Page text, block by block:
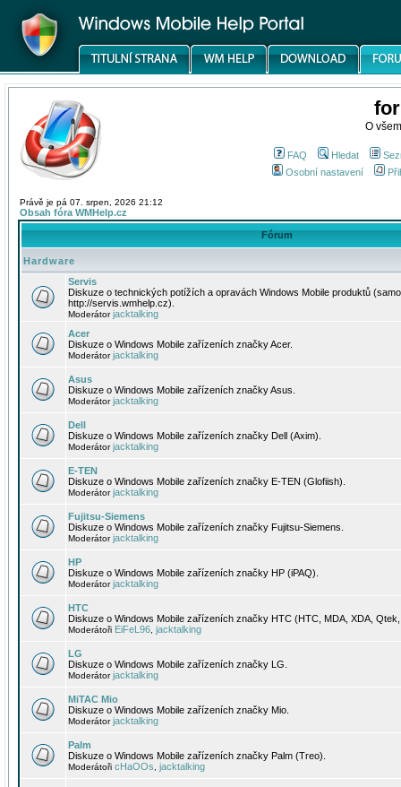
O
FAQ Hledat
Osobní nastavení
Právě je pá 07. srpen, 2026 21:12
Obsah fóra WMHelp.cz
Fórum
Hardware
Servis
Diskuze o technických potížích a opravách Windows Mobile produktů
http://servis.wmhelp.cz).
Moderátorjacktalking
Acer
Diskuze o Windows Mobile zařízeních značky Acer.
Moderátorjacktalking
Asus
Diskuze o Windows Mobile zařízeních značky Asus.
Moderátorjacktalking
Dell
Diskuze o Windows Mobile zařízeních značky Dell (Axim).
Moderátorjacktalking
E-TEN
Diskuze o Windows Mobile zařízeních značky E-TEN (Glofiish).
Moderátorjacktalking
Fujitsu-Siemens
Diskuze o Windows Mobile zařízeních značky Fujitsu-Siemens.
Moderátorjacktalking
HP
Diskuze o Windows Mobile zařízeních značky HP (iPAQ).
Moderátorjacktalking
HTC
Diskuze o Windows Mobile zařízeních značky HTC (HTC, MDA, XDA,
Moderátoři EiFeL96 jacktalking
LG
Diskuze o Windows Mobile zařízeních značky LG.
Moderátorjacktalking
MiTAC Mio
Diskuze o Windows Mobile zařízeních značky Mio.
Moderátorjacktalking
Palm
Diskuze o Windows Mobile zařízeních značky Palm (Treo).
Moderátoři cHaOOs jacktalking